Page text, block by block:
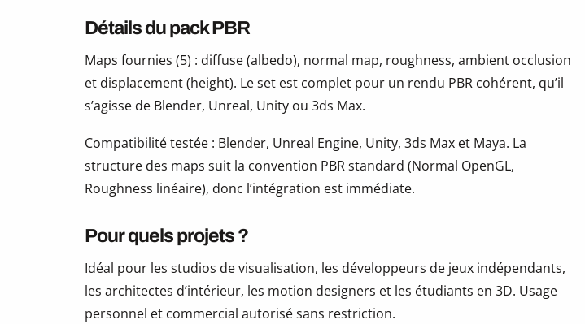
Détails du pack PBR
Maps fournies (5) : diffuse (albedo), normal map, roughness, ambient occlusion
et displacement (height). Le set est complet pour un rendu PBR cohérent, qu’il
s’agisse de Blender, Unreal, Unity ou 3ds Max.
Compatibilité testée : Blender, Unreal Engine, Unity, 3ds Max et Maya. La
structure des maps suit la convention PBR standard (Normal OpenGL,
Roughness linéaire), donc l’intégration est immédiate.
Pour quels projets ?
Idéal pour les studios de visualisation, les développeurs de jeux indépendants,
les architectes d’intérieur, les motion designers et les étudiants en 3D. Usage
personnel et commercial autorisé sans restriction.